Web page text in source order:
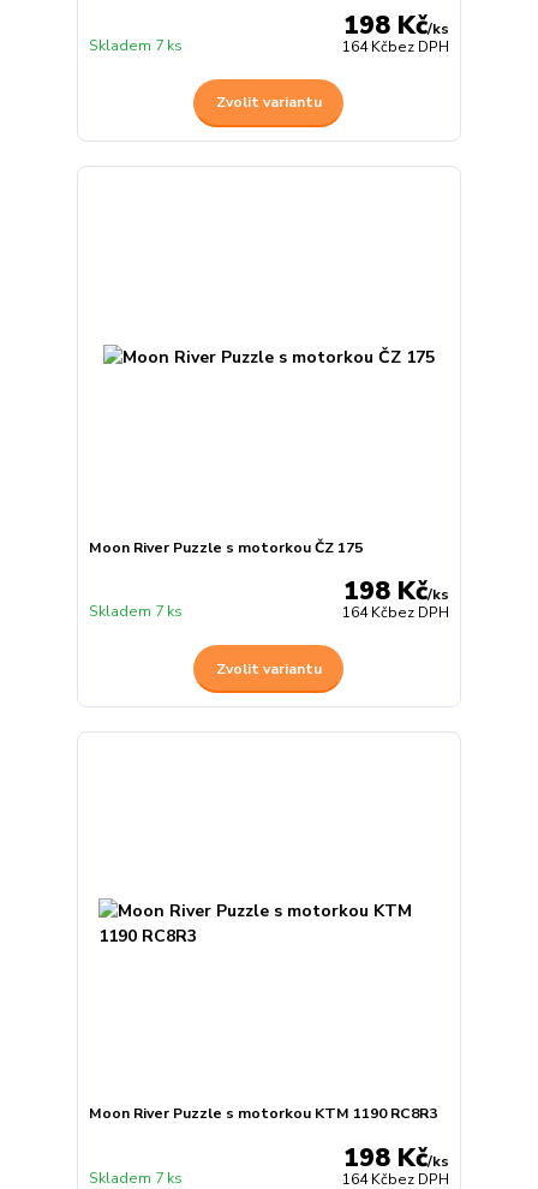
198 Kč/ks
164 Kčbez DPH
Skladem 7 ks
Zvolit variantu
Moon River Puzzle s motorkou ČZ 175
198 Kč/ks
164 Kčbez DPH
Skladem 7 ks
Zvolit variantu
Moon River Puzzle s motorkou KTM 1190 RC8R3
198 Kč/ks
164 Kčbez DPH
Skladem 7 ks